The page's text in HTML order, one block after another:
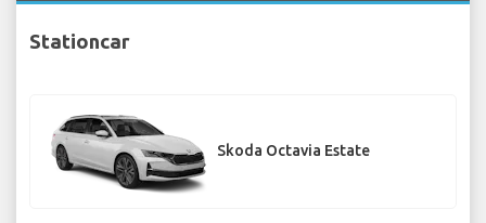
Stationcar
Skoda Octavia Estate